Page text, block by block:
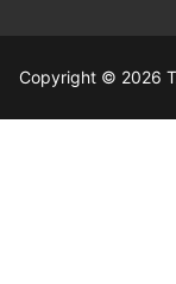
Copyright © 2026